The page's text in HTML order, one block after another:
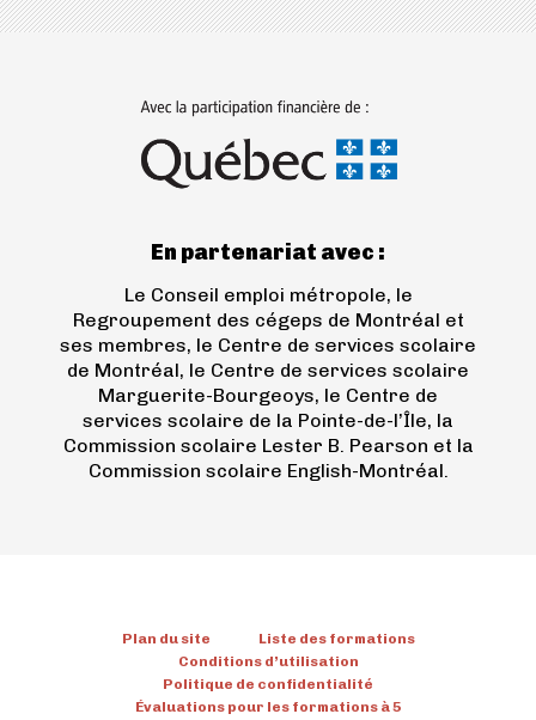
En partenariat avec :
Le Conseil emploi métropole, le
Regroupement des cégeps de Montréal et
ses membres, le Centre de services scolaire
de Montréal, le Centre de services scolaire
Marguerite-Bourgeoys, le Centre de
services scolaire de la Pointe-de-l’Île, la
Commission scolaire Lester B. Pearson et la
Commission scolaire English-Montréal.
Plan du site
Liste des formations
Conditions d’utilisation
Politique de confidentialité
Évaluations pour les formations à 5